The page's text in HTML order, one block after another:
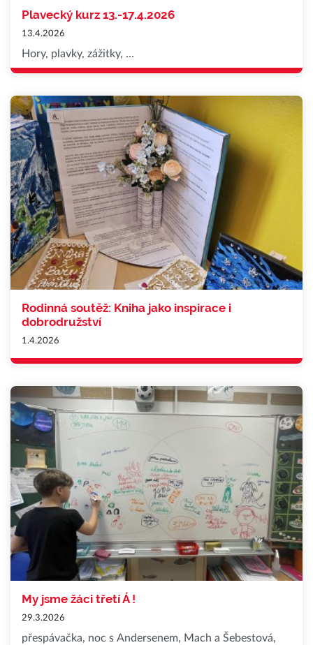
Plavecký kurz 13.-17.4.2026
13.4.2026
Hory, plavky, zážitky, ...
Rodinná soutěž: Kniha jako inspirace i
dobrodružství
1.4.2026
My jsme žáci třetí Á !
29.3.2026
přespávačka, noc s Andersenem, Mach a Šebestová,